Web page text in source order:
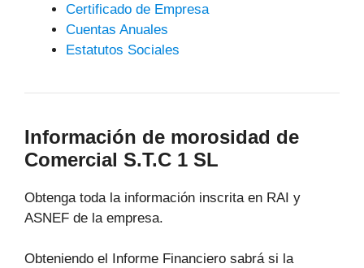
Certificado de Empresa
Cuentas Anuales
Estatutos Sociales
Información de morosidad de
Comercial S.T.C 1 SL
Obtenga toda la información inscrita en RAI y
ASNEF de la empresa.
Obteniendo el Informe Financiero sabrá si la